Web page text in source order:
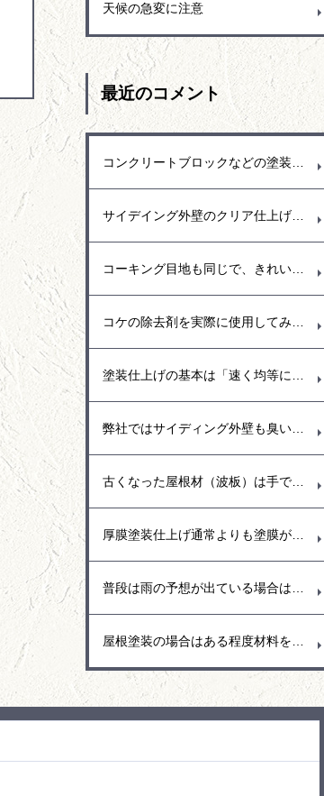
天候の急変に注意
最近のコメント
コンクリートブロックなどの塗装もよくしますが、塗り替えの場合でブロック花壇の塗装があります。ブロック塀の花壇は見える部分の外側を塗装しますが、花壇なので雨も入るし水撒きもします。常に濡れている状態が続くので中から水分が蒸発しようと外側に水分が出てきて塗装の面を押し上げて剝がれるという事もよくありました。花壇の塗装をする時には水分を通過できる塗料（透湿性）を使用するなど剥がれにくい塗料をお勧めします。
サイデイング外壁のクリア仕上げは模様面に釘が撃ち込まれていることもあり、その釘頭が壁色にタッチアップされて変色しているので、その部分は予め補修して埋めておくかクリア仕上げした後に補修するか悩みますが、実際には最終的に透明を塗ると外壁の色も少し濃くなるなど変化するので先に色を調合してタッチアップ塗りをするのは難しいのではと思います。
コーキング目地も同じで、きれいな状態になるように仕上げています。きれいな表面に仕上げるにはコーキングの癖「コーキングを出してからどのくらいで表面が乾いてくるのか？コーキング打設後に目地のマスキングテープはどのタイミングで取ったらいいのか。全ては早め早めに処理することが大事でコーキングをコントロールするには相当難しいのですが、今までの経験を生かしてどの季節でもきれいに仕上がるように調整して作業しています。
コケの除去剤を実際に使用してみましたが、コケにかけてすぐに枯れるというものではなく数日間かけてゆっくり効いてくるみたいです。また、コケ以外にもカビの発生の多いので、塀など高圧洗浄で洗えるなら洗い流した方が早いと感じました。
塗装仕上げの基本は「速く均等に塗り広げる」事が重要で、樋の部分では繋ぎ目までを通しで塗り広げることで艶も均等な仕上がりとなるので、途中で手を止めないように気を付けて仕上げています。
弊社ではサイディング外壁も臭いの少ない水溶性塗料を使用することが多く耐久性に優れた塗膜と汚れにくい低汚染型の塗料（関西ペイント・トウペ）を使用しています。もちろん艶あり塗料と艶消し塗料があり、水弾き重視では艶あり塗料を推奨、和風の日本作りのお宅では艶消し塗料の落ち着いた空間作りなどお勧めしています。
古くなった屋根材（波板）は手で触ってみると分かりますがとても脆く少し手で押さえただけでもパリッとひび割れが出ることがあります。この場合は屋根の寿命なので台風が近づくこの季節は早めに取り換える事をお勧めします。強風で隣接お宅に飛んでいくとご迷惑おおかけしてしまう事もあるので早めの対応をお願いいたします。
厚膜塗装仕上げ通常よりも塗膜が分厚い分、施工単価も高くなりますが、耐久性が強いので車の駐車スペースやリフト走行などもできて硬い仕上がりとなります。
普段は雨の予想が出ている場合は塗装以外の養生（ビニール貼り）や清掃や下地処理など雨がいつ降っても大丈夫のように体制を整えてます。
屋根塗装の場合はある程度材料をまとめて練り合わせる（2液型塗料）ので、材料の効果反応を少しでも抑えるために材料は日陰に置くなど保管場所も考えて作業しています。